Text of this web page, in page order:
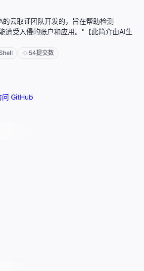
云取证团队开发的，旨在帮助检测
遭受入侵的账户和应用。"【此简介由AI生
54提交数
问 GitHub